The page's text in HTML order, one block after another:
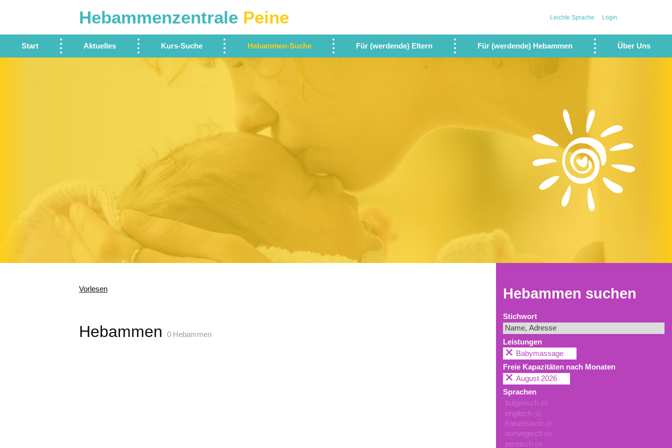
Hebammenzentrale Peine
Start Aktuelles Kurs-Suche Hebammen-Suche Für (werdende) Eltern Für (werdende) Hebammen Über Uns
Leichte Sprache Login
Hebammen suchen
Stichwort
Leistungen
Babymassage
Freie Kapazitäten nach Monaten
August 2026
Sprachen
bulgarisch (0)
englisch (0)
französisch (0)
norwegisch (0)
persisch (0)
Vorlesen
Hebammen0 Hebammen